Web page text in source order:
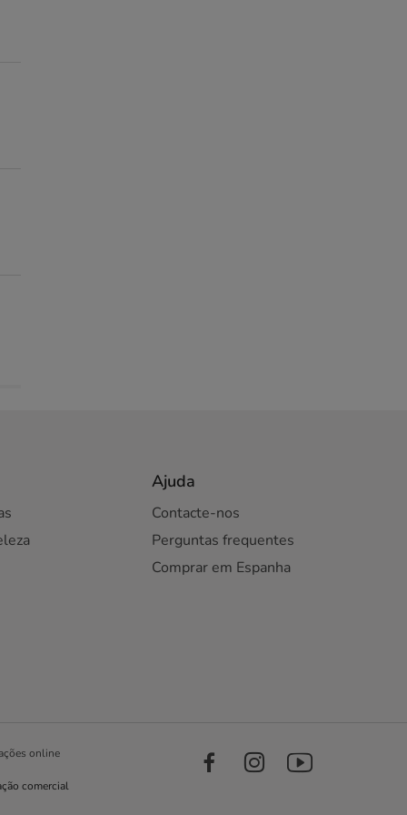
Ajuda
Contacte-nos
Perguntas frequentes
Comprar em Espanha
online
comercial